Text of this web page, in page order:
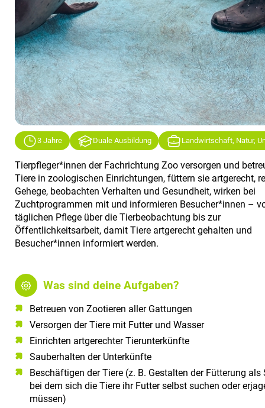
3 Jahre Duale Ausbildung Landwirtschaft, Natur,
Tierpfleger*innen der Fachrichtung Zoo versorgen und
Tiere in zoologischen Einrichtungen, füttern sie artgerecht,
Gehege, beobachten Verhalten und Gesundheit, wirken bei
Zuchtprogrammen mit und informieren Besucher*innen –
täglichen Pflege über die Tierbeobachtung bis zur
Öffentlichkeitsarbeit, damit Tiere artgerecht gehalten und
Besucher*innen informiert werden.
Was sind deine Aufgaben?
Betreuen von Zootieren aller Gattungen
Versorgen der Tiere mit Futter und Wasser
Einrichten artgerechter Tierunterkünfte
Sauberhalten der Unterkünfte
Beschäftigen der Tiere (z. B. Gestalten der Fütterung als
bei dem sich die Tiere ihr Futter selbst suchen oder
müssen)